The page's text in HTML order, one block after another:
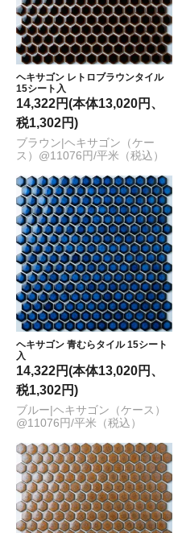
ヘキサゴン レトロブラウンタイル
15シート入
14,322円(本体13,020円、
税1,302円)
ブラウン|ヘキサゴン（ケー
ス）@11076円/平米（税込）
ヘキサゴン 青むらタイル 15シート
入
14,322円(本体13,020円、
税1,302円)
ブルー|ヘキサゴン（ケース）
@11076円/平米（税込）